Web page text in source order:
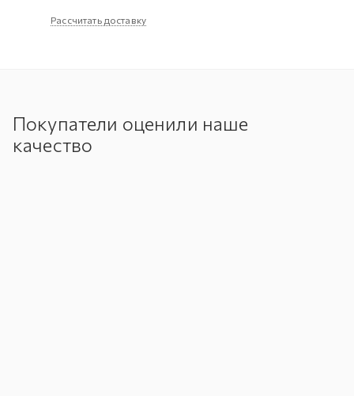
Рассчитать доставку
Покупатели оценили наше
качество